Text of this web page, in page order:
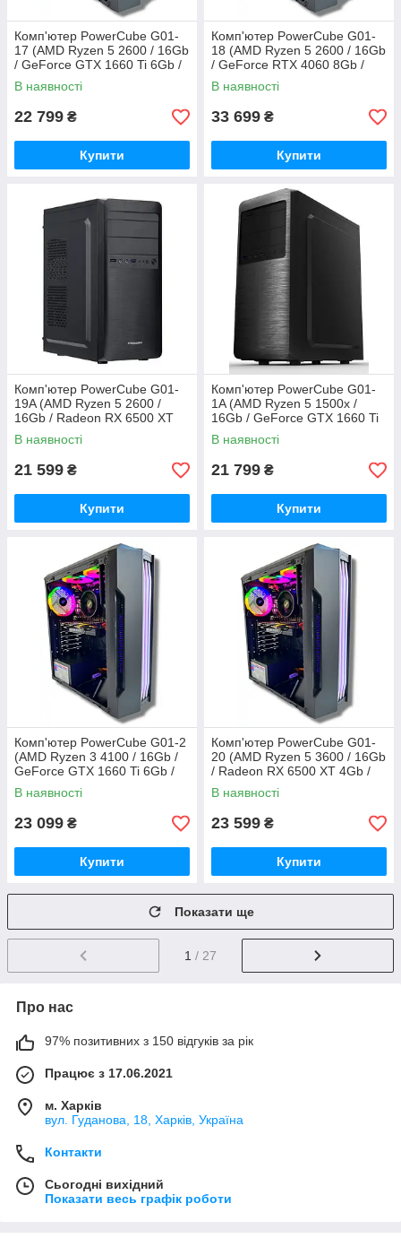
Комп'ютер PowerCube G01-
17 (AMD Ryzen 5 2600 / 16Gb
/ GeForce GTX 1660 Ti 6Gb /
SSD 480Gb / 500W / USB 3.2)
В наявності
22 799 ₴
Купити
Комп'ютер PowerCube G01-
18 (AMD Ryzen 5 2600 / 16Gb
/ GeForce RTX 4060 8Gb /
SSD 480Gb / 500W / USB 3.2)
В наявності
33 699 ₴
Купити
Комп'ютер PowerCube G01-
19A (AMD Ryzen 5 2600 /
16Gb / Radeon RX 6500 XT
4Gb / SSD 480Gb / 500W /
USB 3.2)
В наявності
21 599 ₴
Купити
Комп'ютер PowerCube G01-
1A (AMD Ryzen 5 1500x /
16Gb / GeForce GTX 1660 Ti
6Gb / SSD 480Gb / 500W /
USB 3.2)
В наявності
21 799 ₴
Купити
Комп'ютер PowerCube G01-2
(AMD Ryzen 3 4100 / 16Gb /
GeForce GTX 1660 Ti 6Gb /
SSD 480Gb / 500W / USB 3.2)
В наявності
23 099 ₴
Купити
Комп'ютер PowerCube G01-
20 (AMD Ryzen 5 3600 / 16Gb
/ Radeon RX 6500 XT 4Gb /
SSD 480Gb / 500W / USB 3.2)
В наявності
23 599 ₴
Купити
Показати ще
1 / 27
Про нас
97% позитивних з 150 відгуків за рік
Працює з 17.06.2021
м. Харків
вул. Гуданова, 18, Харків, Україна
Контакти
Сьогодні вихідний
Показати весь графік роботи